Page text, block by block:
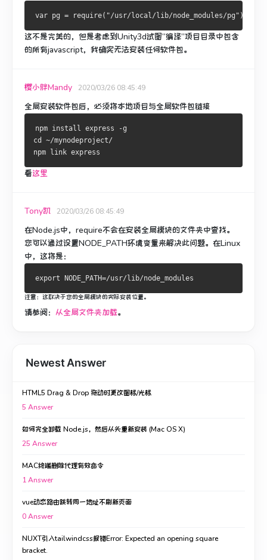
这不是完美的，但是考虑到Unity3d试图“编译”项目目录中包含
的所有javascript，我确实无法安装任何软件包。
樱小胖Mandy 2020/03/26 08:45:49
全局安装软件包后，必须将本地项目与全局软件包链接
npm install express -g
cd ~/mynodeproject/
npm link express
看这里
Tony凯 2020/03/26 08:45:49
在Node.js中，require不会在安装全局模块的文件夹中查找。
您可以通过设置NODE_PATH环境变量来解决此问题。 在Linux
中，这将是：
注意：这取决于您的全局模块的实际安装位​​置。
请参阅： 从全局文件夹加载。
Newest Answer
HTML5 Drag & Drop 拖动时更改图标/光标
5 Answer
如何完全卸载 Node.js，然后从头重新安装 (Mac OS X)
25 Answer
MAC终端删除代理有效命令
1Answer
vue动态路由跳转同一地址不刷新页面
0Answer
NUXT引入tailwindcss报错Error: Expected an opening square
bracket.